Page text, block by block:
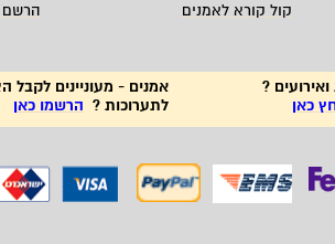
קול קורא לאמנים הרשם
?
כאן
אמנים - מעוניינים לקבל
לתערוכות ? הרשמו כאן